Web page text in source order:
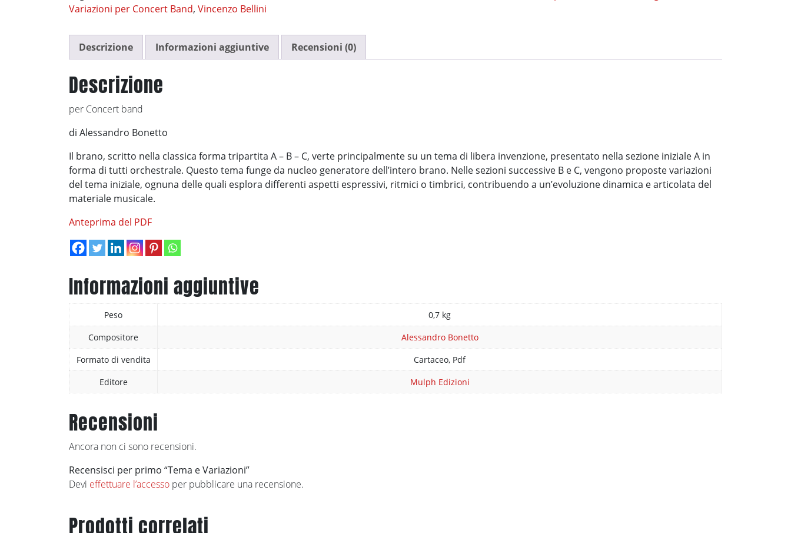
Variazioni per Concert Band, Vincenzo Bellini
Descrizione Informazioni aggiuntive Recensioni (0)
Descrizione
per Concert band
di Alessandro Bonetto
Il brano, scritto nella classica forma tripartita A – B – C, verte principalmente su un tema di libera invenzione, presentato nella sezione iniziale A in
forma di tutti orchestrale. Questo tema funge da nucleo generatore dell’intero brano. Nelle sezioni successive B e C, vengono proposte variazioni
del tema iniziale, ognuna delle quali esplora differenti aspetti espressivi, ritmici o timbrici, contribuendo a un’evoluzione dinamica e articolata del
materiale musicale.
Anteprima del PDF
Informazioni aggiuntive
Peso
0,7 kg
Compositore
Alessandro Bonetto
Formato di vendita
Cartaceo, Pdf
Editore
Mulph Edizioni
Recensioni
Ancora non ci sono recensioni.
Recensisci per primo “Tema e Variazioni”
Devi effettuare l’accesso per pubblicare una recensione.
Prodotti correlati